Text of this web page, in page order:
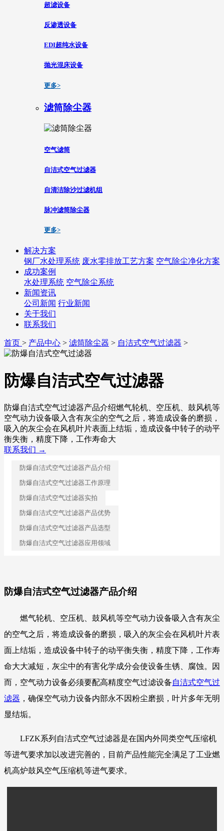
超滤设备
反渗透设备
EDI超纯水设备
抛光混床设备
更多>
滤筒除尘器
空气滤筒
自洁式空气过滤器
自清洁除沙过滤机组
脉冲滤筒除尘器
更多>
解决方案
钢厂水处理系统 废水零排放工艺方案 空气除尘净化方案
成功案例
水处理系统 空气除尘系统
新闻资讯
公司新闻 行业新闻
关于我们
联系我们
首页 > 产品中心 > 滤筒除尘器 > 自洁式空气过滤器 >
防爆自洁式空气过滤器
防爆自洁式空气过滤器产品介绍燃气轮机、空压机、鼓风机等
空气动力设备吸入含有灰尘的空气之后，将造成设备的磨损，
吸入的灰尘会在风机叶片表面上结垢，造成设备中转子的动平
衡失衡，精度下降，工作寿命大
联系我们 →
防爆自洁式空气过滤器产品介绍
防爆自洁式空气过滤器工作原理
防爆自洁式空气过滤器实拍
防爆自洁式空气过滤器产品优势
防爆自洁式空气过滤器产品选型
防爆自洁式空气过滤器应用领域
防爆自洁式空气过滤器产品介绍
燃气轮机、空压机、鼓风机等空气动力设备吸入含有灰尘
的空气之后，将造成设备的磨损，吸入的灰尘会在风机叶片表
面上结垢，造成设备中转子的动平衡失衡，精度下降，工作寿
命大大减短，灰尘中的有害化学成分会使设备生锈、腐蚀。因
而，空气动力设备必须要配高精度空气过滤设备自洁式空气过
滤器 ，确保空气动力设备内部永不因粉尘磨损，叶片多年无明
显结垢。
LFZK系列自洁式空气过滤器是在国内外同类空气压缩机
等进气要求加以改进完善的，目前产品性能完全满足了工业燃
机高炉鼓风空气压缩机等进气要求。